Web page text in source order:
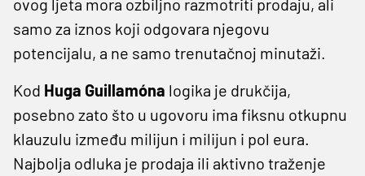
ovog ljeta mora ozbiljno razmotriti prodaju, ali
samo za iznos koji odgovara njegovu
potencijalu, a ne samo trenutačnoj minutaži.
Kod Huga Guillamóna logika je drukčija,
posebno zato što u ugovoru ima fiksnu otkupnu
klauzulu između milijun i milijun i pol eura.
Najbolja odluka je prodaja ili aktivno traženje